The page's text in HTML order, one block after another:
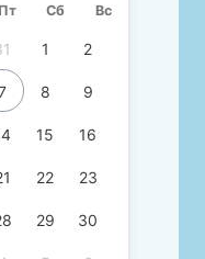
Пт Сб Вс
1 2
8 9
15 16
22 23
29 30